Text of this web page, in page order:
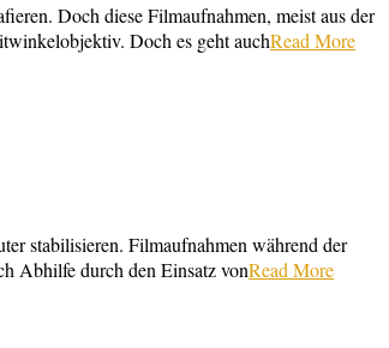
Doch diese Filmaufnahmen, meist aus der
Doch es geht auchRead More
stabilisieren. Filmaufnahmen während der
Abhilfe durch den Einsatz vonRead More